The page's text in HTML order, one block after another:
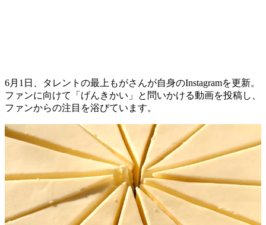
6月1日、タレントの最上もがさんが自身のInstagramを更新。
ファンに向けて「げんきかい」と問いかける動画を投稿し、
ファンからの注目を浴びています。